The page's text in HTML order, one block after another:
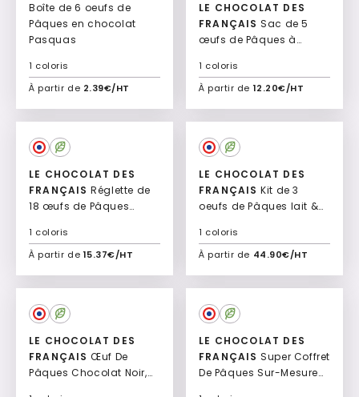
Boîte de 6 oeufs de
Pâques en chocolat
Pasquas
À partir de 2.39€/HT
1 coloris
Ajouter à mon devis
LE CHOCOLAT DES
FRANÇAIS Sac de 5
œufs de Pâques à
À partir de 12.20€/HT
1 coloris
Ajouter à mon devis
LE CHOCOLAT DES
FRANÇAIS Réglette de
18 œufs de Pâques
À partir de 15.37€/HT
1 coloris
Ajouter à mon devis
LE CHOCOLAT DES
FRANÇAIS Kit de 3
oeufs de Pâques lait &
À partir de 44.90€/HT
1 coloris
Ajouter à mon devis
LE CHOCOLAT DES
FRANÇAIS Œuf De
Pâques Chocolat Noir,
LE CHOCOLAT DES
FRANÇAIS Super Coffret
De Pâques Sur-Mesure